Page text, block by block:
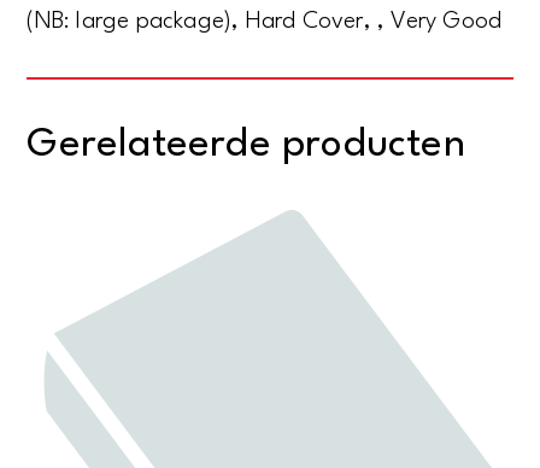
(NB: large package), Hard Cover, , Very Good
Gerelateerde producten